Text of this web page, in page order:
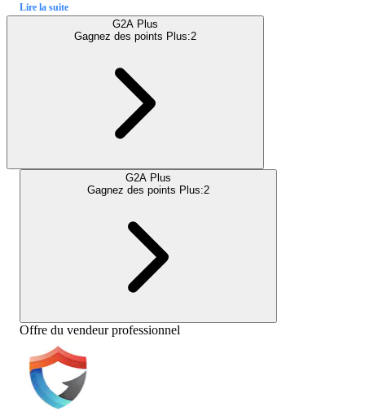
Lire la suite
G2A Plus
Gagnez des points Plus:2
G2A Plus
Gagnez des points Plus:2
Offre du vendeur professionnel